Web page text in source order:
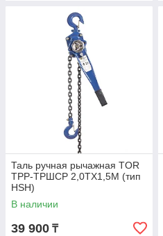
Таль ручная рычажная TOR
ТРР-ТРШСР 2,0ТХ1,5М (тип
HSH)
В наличии
39 900 ₸